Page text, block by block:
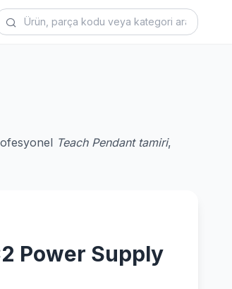
Teach Pendant tamiri,
Power Supply